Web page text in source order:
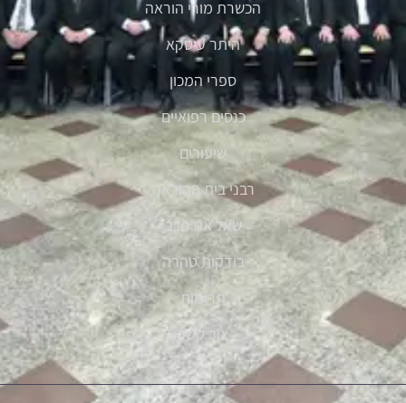
הכשרת מורי הוראה
היתר עיסקא
ספרי המכון
כנסים רפואיים
שיעורים
רבני בית ההוראה
שאל את הרב
בודקות טהרה
תרומות
צור קשר